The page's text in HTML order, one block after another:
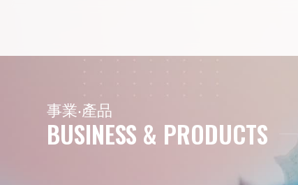
事業‧產品
BUSINESS & PRODUCTS